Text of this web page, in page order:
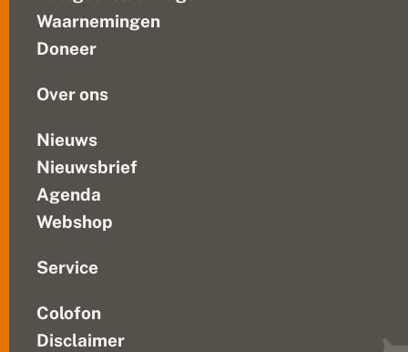
namelijk
mogelijk
Waarnemingen
Doneer
Over ons
Nieuws
Nieuwsbrief
Agenda
Webshop
Service
Colofon
Disclaimer